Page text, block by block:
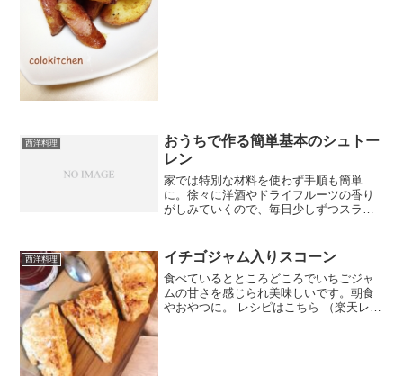
西洋料理
おうちで作る簡単基本のシュトー
レン
家では特別な材料を使わず手順も簡単
に。徐々に洋酒やドライフルーツの香り
がしみていくので、毎日少しずつスライ
後 材料※25cm1本、15cm2本の分量です
ミック...
西洋料理 イチゴジャム入りスコーン
食べているとところどころでいちごジャ
ムの甘さを感じられ美味しいです。朝食
やおやつに。 レシピはこちら （楽天レシ